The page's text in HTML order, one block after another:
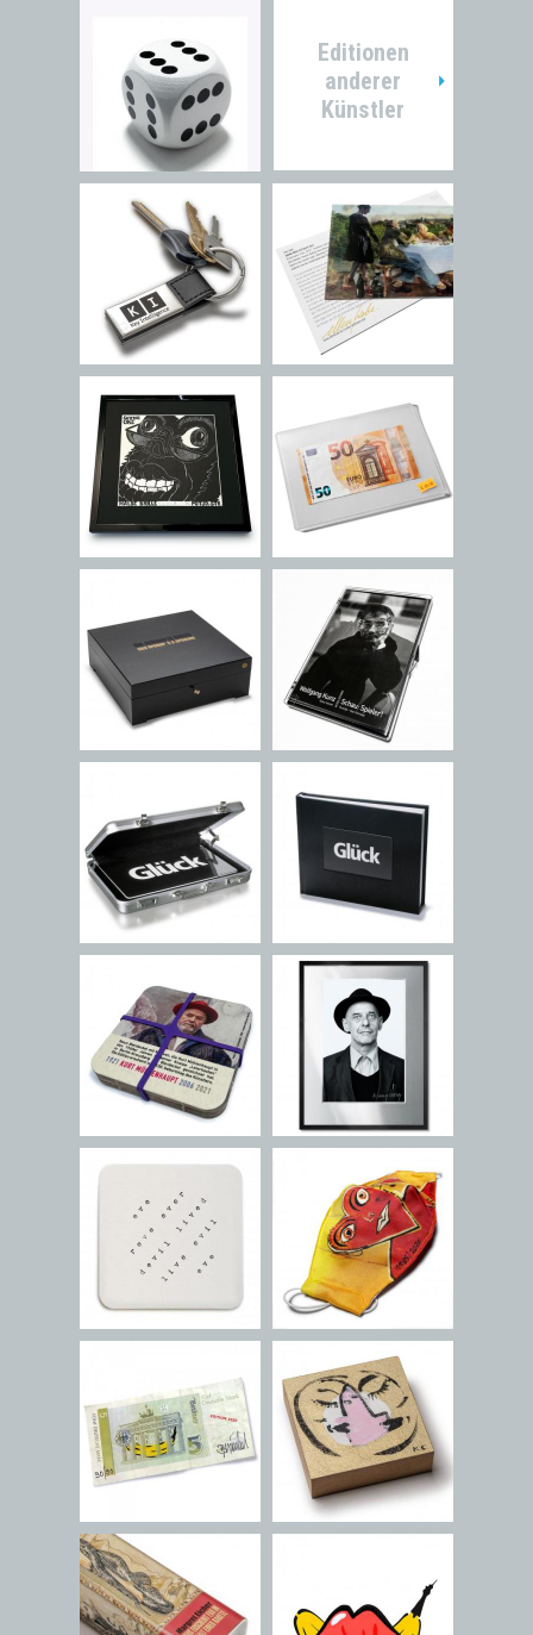
Editionen
anderer
Künstler